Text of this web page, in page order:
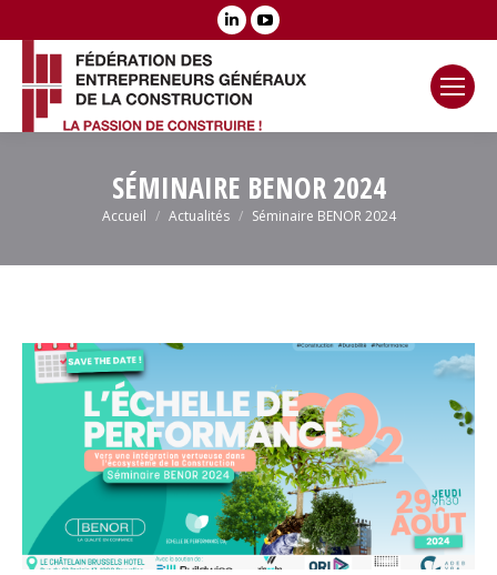
LinkedIn
opens
in
new
YouTube
opens
new
SÉMINAIRE BENOR 2024
Vous êtes ici :
Accueil Actualités Séminaire BENOR 2024